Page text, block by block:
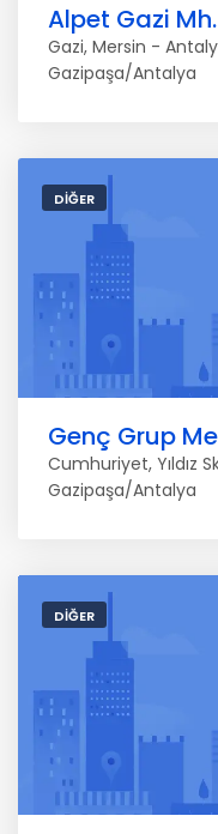
Alpet Gazi Mh.
Gazi, Mersin -
Gazipaşa/Antalya
DIĞER
Genç Grup
Cumhuriyet, Yıldız
Gazipaşa/Antalya
DIĞER